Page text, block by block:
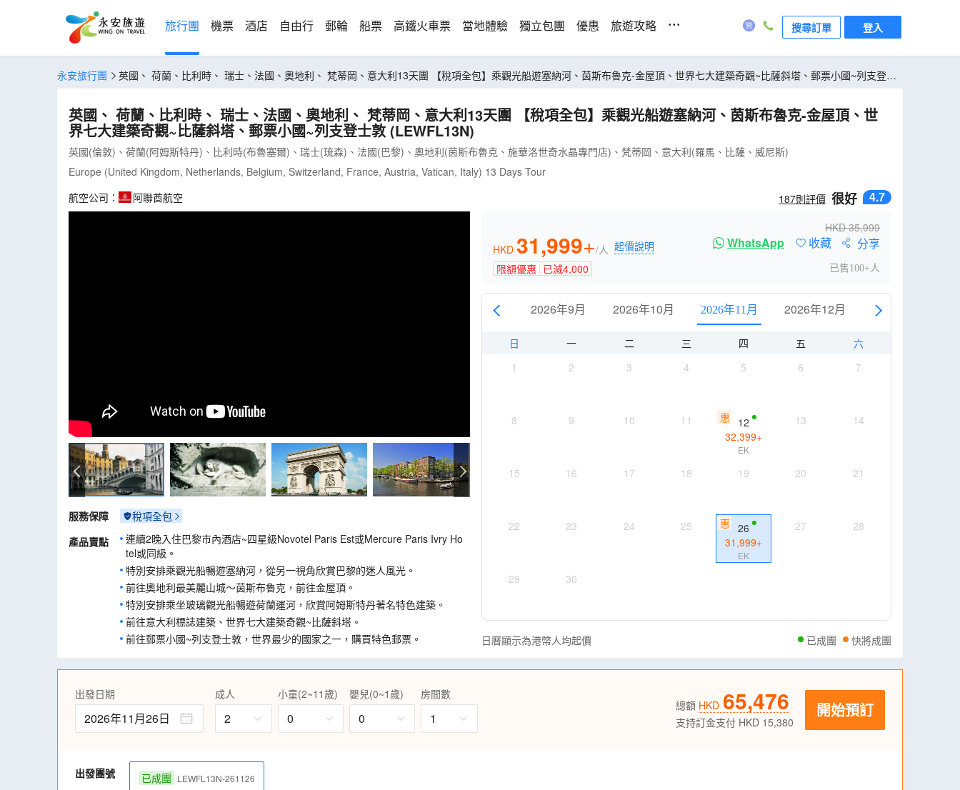
旅行團 機票 酒店 自由行 郵輪 船票 高鐵火車票 當地體驗 獨立包團 優惠 旅遊攻略 ... 搜尋訂單 登入
永安旅行團
英國、 荷蘭、比利時、 瑞士、法國、奧地利、 梵蒂岡、意大利13天團 【稅項全包】乘觀光船遊塞納河、茵斯布魯克-金屋頂、世界七大建築奇觀~比薩斜塔、郵票小國~列支登士
英國、 荷蘭、比利時、 瑞士、法國、奧地利、 梵蒂岡、意大利13天團 【稅項全包】乘觀光船遊塞納河、茵斯布魯克-金屋頂、世
界七大建築奇觀~比薩斜塔、郵票小國~列支登士敦 (LEWFL13N)
英國(倫敦)、荷蘭(阿姆斯特丹)、比利時(布魯塞爾)、瑞士(琉森)、法國(巴黎)、奧地利(茵斯布魯克、施華洛世奇水晶專門店)、梵蒂岡、意大利(羅馬、比薩、威尼斯)
Europe (United Kingdom, Netherlands, Belgium, Switzerland, France, Austria, Vatican, Italy) 13 Days Tour
航空公司：
阿聯酋航空 187則評價 很好 4.7
服務保障
稅項全包
產品賣點
連續2晚入住巴黎市內酒店~四星級Novotel Paris Est或Mercure Paris Ivry Ho
tel或同級。
特別安排乘觀光船暢遊塞納河，從另一視角欣賞巴黎的迷人風光。
前往奧地利最美麗山城～茵斯布魯克，前往金屋頂。
特別安排乘坐玻璃觀光船暢遊荷蘭運河，欣賞阿姆斯特丹著名特色建築。
前往意大利標誌建築、世界七大建築奇觀~比薩斜塔。
前往郵票小國~列支登士敦，世界最少的國家之一，購買特色郵票。
遊覽琉森市內名勝，參觀表揚瑞士軍人的獅子紀念碑。亦可走到湖上中古式
的木橋，欣賞油畫傑作。
參觀舉世聞名之「大英博物館」，更特別安排持牌華語導師講解。
採乘歐洲之星列車或航班由倫敦前往阿姆斯特丹，舒適快捷，節省車程。
HKD35,999
HKD 31,999+/人 起價說明
限額優惠 已減4,000
WhatsApp 收藏 分享
已售100+人
2026年9月 2026年10月 2026年11月 2026年12月 2027年1月
日 一 二 三 四 五
六
1
2 3 4 5 6 7
8 9 10 11 惠
12
32,399+
EK
13 14
15 16 17 18 19 20 21
22 23 24 25 惠
26
31,999+
EK
27 28
29 30
日曆顯示為港幣人均起價 已成團 快將成團
出發日期
2026年11月26日
成人
2
小童(2~11歲)
0
嬰兒(0~1歲)
0
房間數
1
總額 HKD 65,476
支持訂金支付 HKD 15,380
開始預訂
出發團號 已成團 LEWFL13N-261126